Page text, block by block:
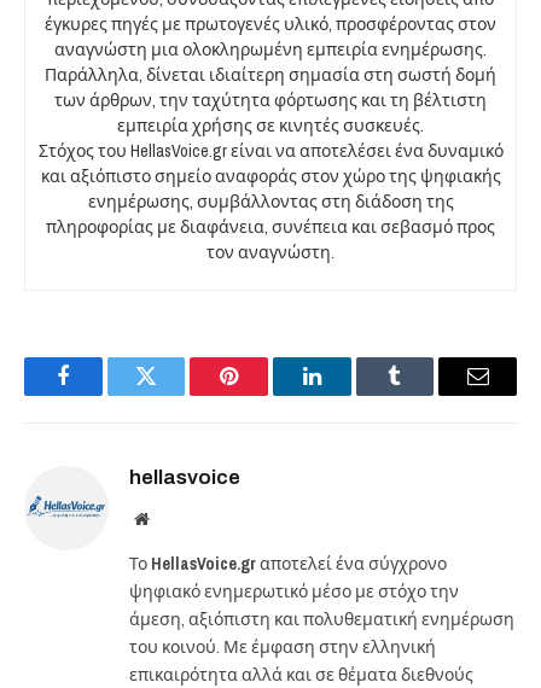
έγκυρες πηγές με πρωτογενές υλικό, προσφέροντας στον
αναγνώστη μια ολοκληρωμένη εμπειρία ενημέρωσης.
Παράλληλα, δίνεται ιδιαίτερη σημασία στη σωστή δομή
των άρθρων, την ταχύτητα φόρτωσης και τη βέλτιστη
εμπειρία χρήσης σε κινητές συσκευές.
Στόχος του HellasVoice.gr είναι να αποτελέσει ένα δυναμικό
και αξιόπιστο σημείο αναφοράς στον χώρο της ψηφιακής
ενημέρωσης, συμβάλλοντας στη διάδοση της
πληροφορίας με διαφάνεια, συνέπεια και σεβασμό προς
τον αναγνώστη.
FacebookTwitter Pinterest LinkedInTumblr Email
hellasvoice
Website
Το HellasVoice.grαποτελεί ένα σύγχρονο
ψηφιακό ενημερωτικό μέσο με στόχο την
άμεση, αξιόπιστη και πολυθεματική ενημέρωση
του κοινού. Με έμφαση στην ελληνική
επικαιρότητα αλλά και σε θέματα διεθνούς